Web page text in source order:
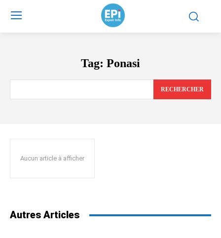
Tag: Ponasi
RECHERCHER
Aucun article à afficher
Autres Articles